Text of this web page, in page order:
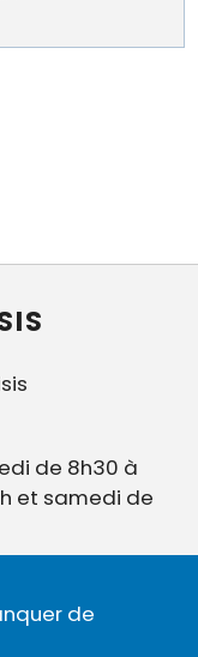
de 8h30 à
et samedi de
de